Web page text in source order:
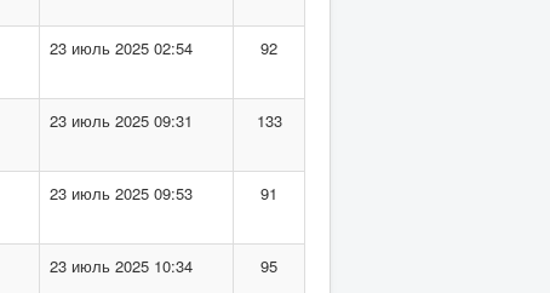
23 июль 2025 02:54 92
23 июль 2025 09:31 133
23 июль 2025 09:53 91
23 июль 2025 10:34 95